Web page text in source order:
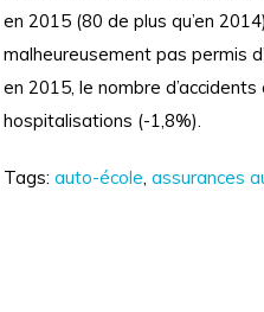
en 2015 (80 de plus qu’en
malheureusement pas permis
en 2015, le nombre
hospitalisations (-1,8%).
Tags: auto-école, assurances